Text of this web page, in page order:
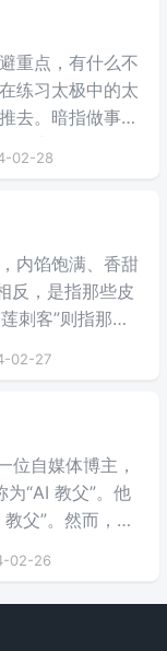
重点，有什么不
练习太极中的太
去。暗指做事情
说实话。
02-28
内馅饱满、香甜
反，是指那些皮
刺客”则指那些
02-27
位自媒体博主，
“AI 教父”。他
父”。然而，质
02-26